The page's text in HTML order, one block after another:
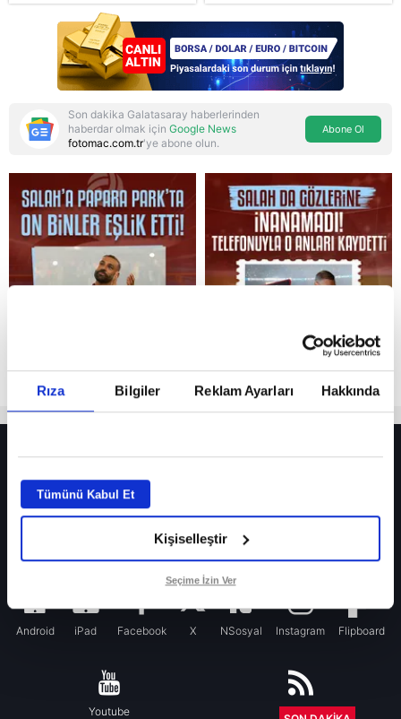
Rıza Bilgiler Reklam Ayarları Hakkında
Tümünü Kabul Et
Kişiselleştir
Seçime İzin Ver
Reddet
bertaraf edilecek
Son dakika Galatasaray haberlerinden
haberdar olmak için Google News
fotomac.com.tr'ye abone olun.
Abone Ol
Fenerbahçe’de sürpriz ayrılık ihtimali! Devre arasında gelmişti
Fenerbahçe’nin yeni transferi Mason Greenwood için olay sözler!
Galatasaray’da rota yeniden Thiago Almada!
Android iPad Facebook X NSosyal Instagram Flipboard
Youtube RSS